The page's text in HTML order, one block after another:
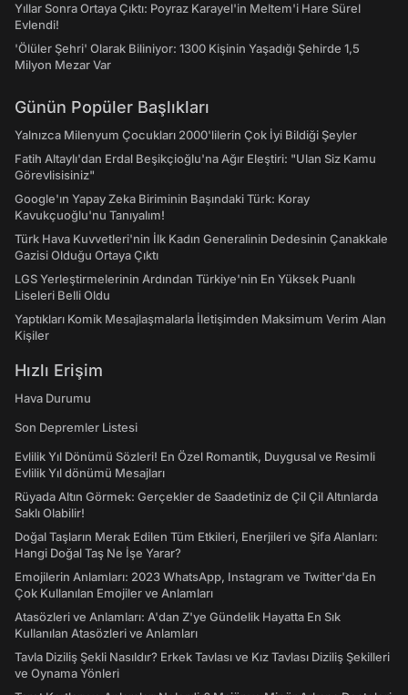
Yıllar Sonra Ortaya Çıktı: Poyraz Karayel'in Meltem'i Hare Sürel
Evlendi!
'Ölüler Şehri' Olarak Biliniyor: 1300 Kişinin Yaşadığı Şehirde 1,5
Milyon Mezar Var
Günün Popüler Başlıkları
Yalnızca Milenyum Çocukları 2000'lilerin Çok İyi Bildiği Şeyler
Fatih Altaylı'dan Erdal Beşikçioğlu'na Ağır Eleştiri: "Ulan Siz Kamu
Görevlisisiniz"
Google'ın Yapay Zeka Biriminin Başındaki Türk: Koray
Kavukçuoğlu'nu Tanıyalım!
Türk Hava Kuvvetleri'nin İlk Kadın Generalinin Dedesinin Çanakkale
Gazisi Olduğu Ortaya Çıktı
LGS Yerleştirmelerinin Ardından Türkiye'nin En Yüksek Puanlı
Liseleri Belli Oldu
Yaptıkları Komik Mesajlaşmalarla İletişimden Maksimum Verim Alan
Kişiler
Hızlı Erişim
Hava Durumu
Son Depremler Listesi
Evlilik Yıl Dönümü Sözleri! En Özel Romantik, Duygusal ve Resimli
Evlilik Yıl dönümü Mesajları
Rüyada Altın Görmek: Gerçekler de Saadetiniz de Çil Çil Altınlarda
Saklı Olabilir!
Doğal Taşların Merak Edilen Tüm Etkileri, Enerjileri ve Şifa Alanları:
Hangi Doğal Taş Ne İşe Yarar?
Emojilerin Anlamları: 2023 WhatsApp, Instagram ve Twitter'da En
Çok Kullanılan Emojiler ve Anlamları
Atasözleri ve Anlamları: A'dan Z'ye Gündelik Hayatta En Sık
Kullanılan Atasözleri ve Anlamları
Tavla Diziliş Şekli Nasıldır? Erkek Tavlası ve Kız Tavlası Diziliş Şekilleri
ve Oynama Yönleri